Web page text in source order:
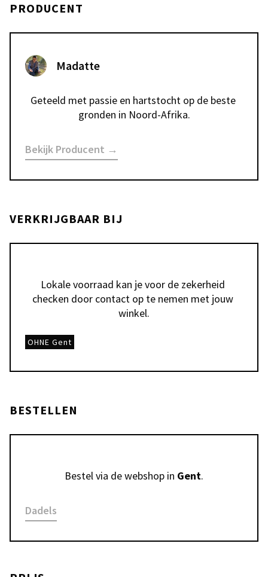
PRODUCENT
Madatte
Geteeld met passie en hartstocht op de beste
gronden in Noord-Afrika.
Bekijk Producent →
VERKRIJGBAAR BIJ
Lokale voorraad kan je voor de zekerheid
checken door contact op te nemen met jouw
winkel.
OHNE Gent
BESTELLEN
Bestel via de webshop in Gent.
Dadels